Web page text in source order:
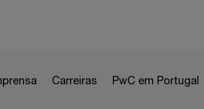
Carreiras PwC em Portugal